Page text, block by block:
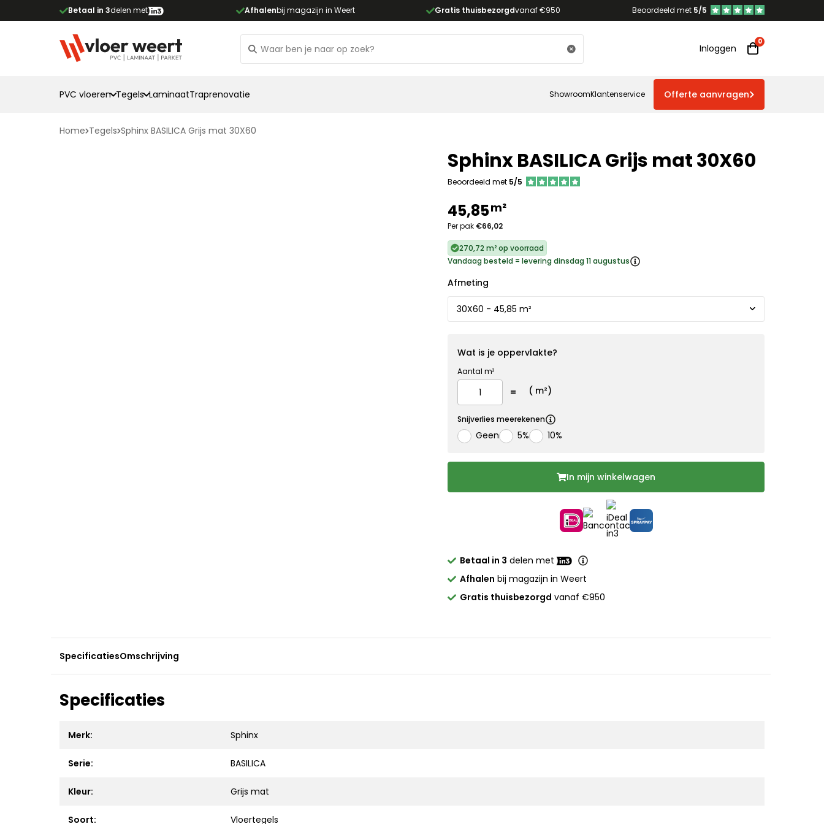
Betaal in 3delen met Afhalenbij magazijn in Weert Gratis thuisbezorgdvanaf €950 Beoordeeld met 5/5
Inloggen
PVC vloeren Tegels LaminaatTraprenovatie ShowroomKlantenservice Offerte aanvragen
Home Tegels Sphinx BASILICA Grijs mat 30X60
Sphinx BASILICA Grijs mat 30X60
Beoordeeld met 5/5
45,85m²
Per pak €66,02
270,72 m² op voorraad
Vandaag besteld = levering dinsdag 11 augustus
Afmeting
Wat is je oppervlakte?
Aantal m²
( m²)
Snijverlies meerekenen
Geen 5% 10%
In mijn winkelwagen
Betaal in 3 delen met
Afhalen bij magazijn in Weert
Gratis thuisbezorgd vanaf €950
SpecificatiesOmschrijving
Specificaties
Merk: Sphinx
Serie: BASILICA
Kleur: Grijs mat
Soort: Vloertegels